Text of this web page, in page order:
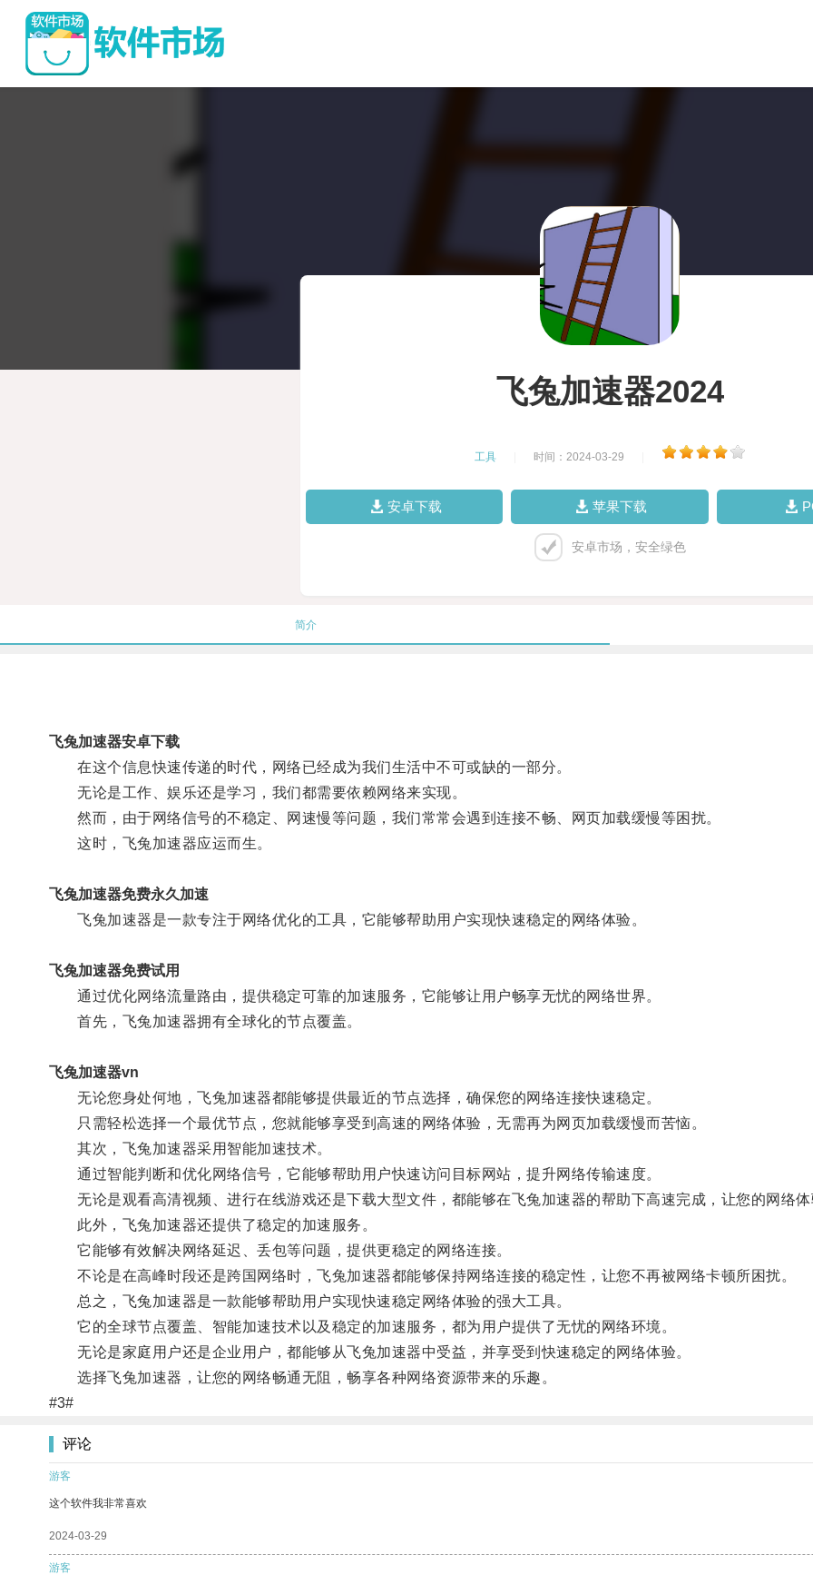
飞兔加速器2024
工具 时间：2024-03-29
安卓下载 苹果下载
安卓市场，安全绿色
简介
飞兔加速器安卓下载
在这个信息快速传递的时代，网络已经成为我们生活中不可或缺的一部分。
无论是工作、娱乐还是学习，我们都需要依赖网络来实现。
然而，由于网络信号的不稳定、网速慢等问题，我们常常会遇到连接不畅、网页加载缓慢等困扰。
这时，飞兔加速器应运而生。
飞兔加速器免费永久加速
飞兔加速器是一款专注于网络优化的工具，它能够帮助用户实现快速稳定的网络体验。
飞兔加速器免费试用
通过优化网络流量路由，提供稳定可靠的加速服务，它能够让用户畅享无忧的网络世界。
首先，飞兔加速器拥有全球化的节点覆盖。
飞兔加速器vn
无论您身处何地，飞兔加速器都能够提供最近的节点选择，确保您的网络连接快速稳定。
只需轻松选择一个最优节点，您就能够享受到高速的网络体验，无需再为网页加载缓慢而苦恼。
其次，飞兔加速器采用智能加速技术。
通过智能判断和优化网络信号，它能够帮助用户快速访问目标网站，提升网络传输速度。
无论是观看高清视频、进行在线游戏还是下载大型文件，都能够在飞兔加速器的帮助下高速完成，让您的网络体
此外，飞兔加速器还提供了稳定的加速服务。
它能够有效解决网络延迟、丢包等问题，提供更稳定的网络连接。
不论是在高峰时段还是跨国网络时，飞兔加速器都能够保持网络连接的稳定性，让您不再被网络卡顿所困扰。
总之，飞兔加速器是一款能够帮助用户实现快速稳定网络体验的强大工具。
它的全球节点覆盖、智能加速技术以及稳定的加速服务，都为用户提供了无忧的网络环境。
无论是家庭用户还是企业用户，都能够从飞兔加速器中受益，并享受到快速稳定的网络体验。
选择飞兔加速器，让您的网络畅通无阻，畅享各种网络资源带来的乐趣。
#3#
评论
游客
这个软件我非常喜欢
2024-03-29
游客